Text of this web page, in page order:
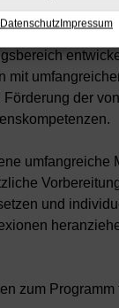
DatenschutzImpressum
wurde
mit
der
umfangreiche
und
zum